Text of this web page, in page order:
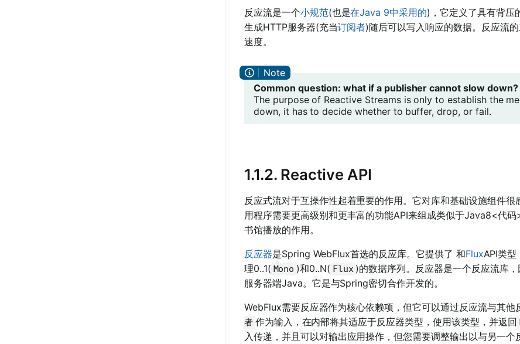
反应流是一个小规范(也是在Java 9中采用的)，它定义了具有背压
生成HTTP服务器(充当订阅者)随后可以写入响应的数据。反应流
速度。
Common question: what if a publisher cannot slow down?
The purpose of Reactive Streams is only to establish the
down, it has to decide whether to buffer, drop, or fail.
1.1.2. Reactive API
反应式流对于互操作性起着重要的作用。它对库和基础设施组件
用程序需要更高级别和更丰富的功能API来组成类似于Java8<代码
书馆播放的作用。
反应器是Spring WebFlux首选的反应库。它提供了 和FluxAPI类
理0..1( Mono )和0..N( Flux )的数据序列。反应器是一个反应流库
服务器端Java。它是与Spring密切合作开发的。
WebFlux需要反应器作为核心依赖项，但它可以通过反应流与其
者 作为输入，在内部将其适应于反应器类型，使用该类型，并返回
入传递，并且可以对输出应用操作，但您需要调整输出以与另一